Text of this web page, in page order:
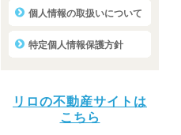
個人情報の取扱いについて
特定個人情報保護方針
リロの不動産サイトは
こちら